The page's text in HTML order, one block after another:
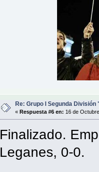
Re: Grupo I Segunda División
«Respuesta #6 en: 16 de
Finalizado.
Leganes, 0-0.